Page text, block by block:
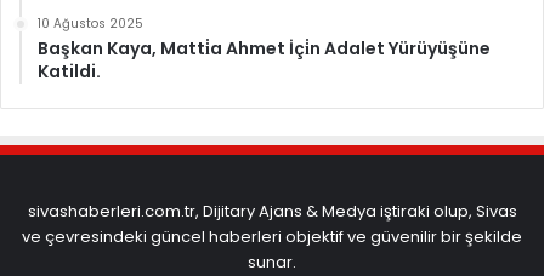
10 Ağustos 2025
Başkan Kaya, Matti̇a Ahmet İçi̇n Adalet Yürüyüşüne
Katildi.
sivashaberleri.com.tr, Dijitary Ajans & Medya iştiraki olup, Sivas
ve çevresindeki güncel haberleri objektif ve güvenilir bir şekilde
sunar.